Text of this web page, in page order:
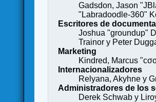
Gadsdon, Jason
"Labradoodle-360"
Escritores de
Joshua "groundup"
Trainor y Peter
Marketing
Kindred, Marcus
Internacionalizadores
Relyana, Akyhne y
Administradores de los
Derek Schwab y